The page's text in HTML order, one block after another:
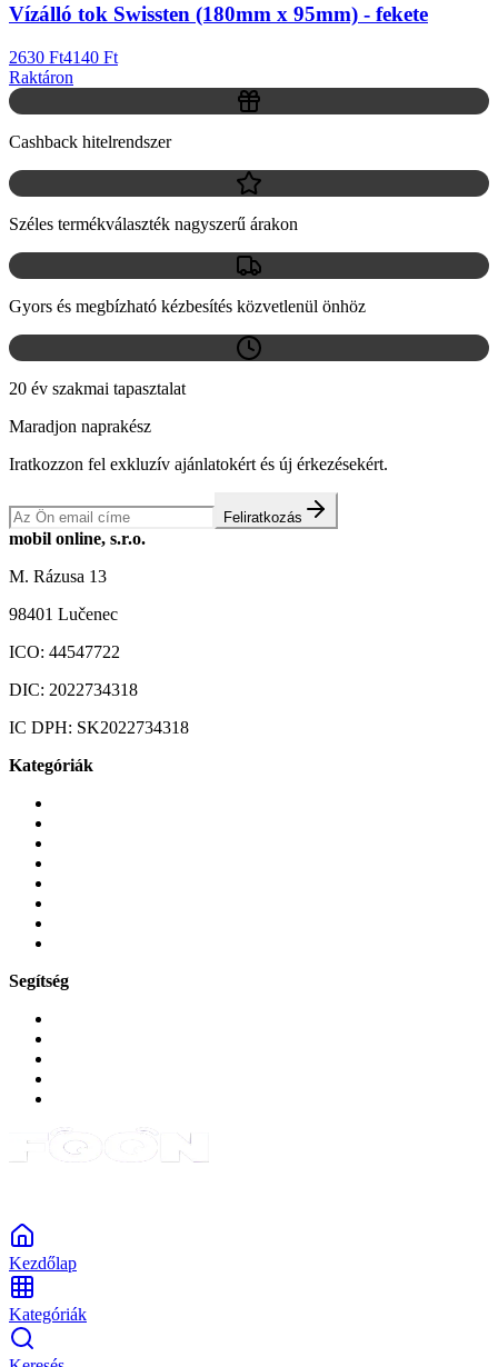
Vízálló tok Swissten (180mm x 95mm) - fekete
2630 Ft4140 Ft
Raktáron
Cashback hitelrendszer
Széles termékválaszték nagyszerű árakon
Gyors és megbízható kézbesítés közvetlenül önhöz
20 év szakmai tapasztalat
Maradjon naprakész
Iratkozzon fel exkluzív ajánlatokért és új érkezésekért.
Feliratkozás
mobil online, s.r.o.
M. Rázusa 13
98401 Lučenec
ICO: 44547722
DIC: 2022734318
IC DPH: SK2022734318
Kategóriák
Segítség
Kezdőlap
Kategóriák